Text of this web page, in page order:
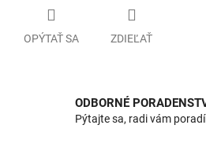
OPÝTAŤ SA ZDIEĽAŤ
ODBORNÉ
Pýtajte sa, radi vám